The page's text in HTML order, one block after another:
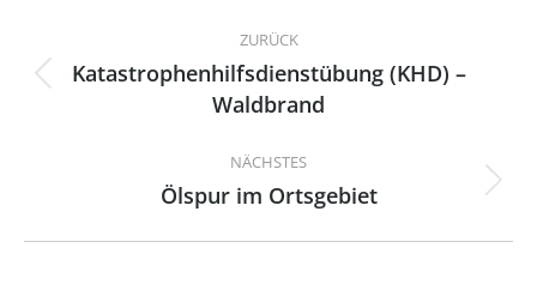
Kommentarnavigation
ZURÜCK
Vorheriger
Beitrag:
Katastrophenhilfsdienstübung (KHD) –
Waldbrand
NÄCHSTES
Nächster
Ölspur im Ortsgebiet